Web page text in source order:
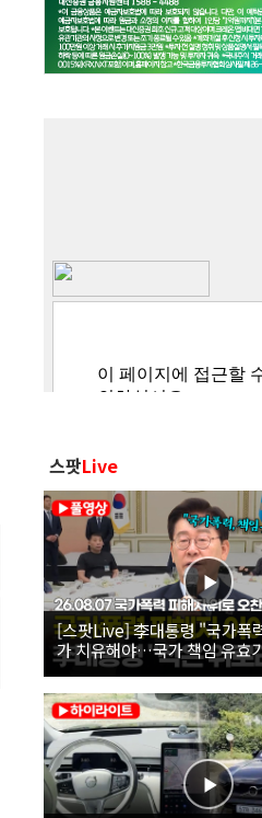
스팟Live
[스팟Live] 李대통령 "국가폭
가 치유해야…국가 책임 유효
26.08.07 국가폭력 피해자 위